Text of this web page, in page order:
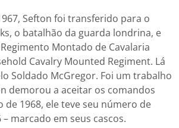
Sefton foi transferido para o
o batalhão da guarda londrina, e
Montado de Cavalaria
Cavalry Mounted Regiment. Lá
Soldado McGregor. Foi um trabalho
demorou a aceitar os comandos
de 1968, ele teve seu número de
marcado em seus cascos.